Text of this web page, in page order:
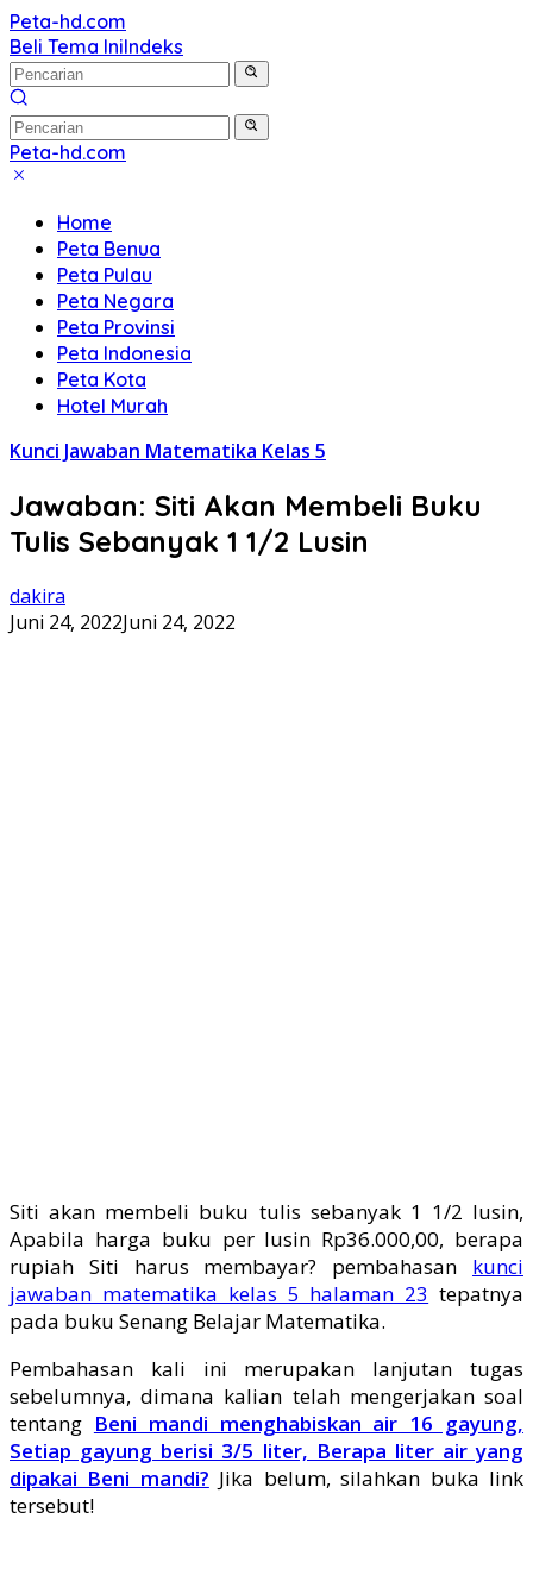
Langsung
ke
konten
Peta-hd.com
Kumpulan
Gambar
Peta
HD
Beli Tema IniIndeks
Peta-hd.com
Kumpulan
Peta
HD
Home
Peta Benua
Peta Pulau
Peta Negara
Peta Provinsi
Peta Indonesia
Peta Kota
Hotel Murah
Kunci Jawaban Matematika Kelas 5
Jawaban: Siti Akan Membeli Buku
Tulis Sebanyak 1 1/2 Lusin
dakira
Juni 24, 2022Juni 24, 2022
Siti akan membeli buku tulis sebanyak 1 1/2 lusin,
Apabila harga buku per lusin Rp36.000,00, berapa
rupiah Siti harus membayar? pembahasan kunci
jawaban matematika kelas 5 halaman 23 tepatnya
pada buku Senang Belajar Matematika.
Pembahasan kali ini merupakan lanjutan tugas
sebelumnya, dimana kalian telah mengerjakan soal
tentang Beni mandi menghabiskan air 16 gayung,
Setiap gayung berisi 3/5 liter, Berapa liter air yang
dipakai Beni mandi? Jika belum, silahkan buka link
tersebut!